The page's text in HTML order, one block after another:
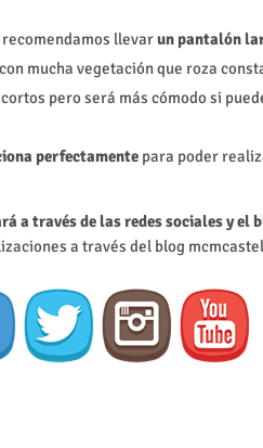
llevarun pantalón
mucha vegetación que roza
pero será más cómodo si
perfectamente para poder
a través de las redes sociales y el
a través del blog